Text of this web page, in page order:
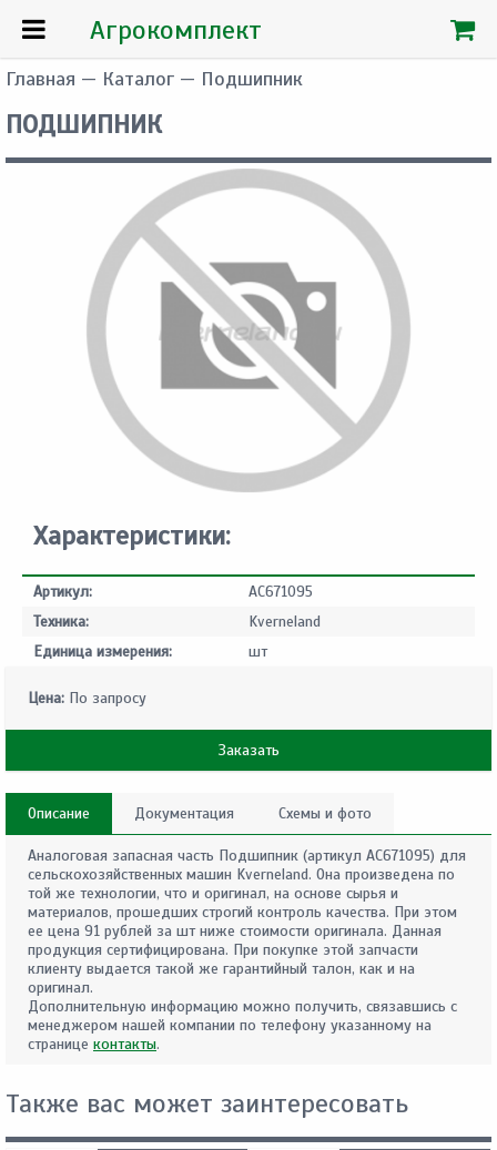
Главная — Каталог — Подшипник
ПОДШИПНИК
Характеристики:
Артикул:
AC671095
Техника:
Kverneland
Единица измерения:
шт
Цена: По запросу
Заказать
Описание Документация Схемы и фото
Аналоговая запасная часть Подшипник (артикул AC671095) для
сельскохозяйственных машин Kverneland. Она произведена по
той же технологии, что и оригинал, на основе сырья и
материалов, прошедших строгий контроль качества. При этом
ее цена 91 рублей за шт ниже стоимости оригинала. Данная
продукция сертифицирована. При покупке этой запчасти
клиенту выдается такой же гарантийный талон, как и на
оригинал.
Дополнительную информацию можно получить, связавшись с
менеджером нашей компании по телефону указанному на
странице контакты.
Также вас может заинтересовать
Агрокомплект